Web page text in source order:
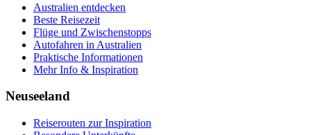
Australien entdecken
Beste Reisezeit
Flüge und Zwischenstopps
Autofahren in Australien
Praktische Informationen
Mehr Info & Inspiration
Neuseeland
Reiserouten zur Inspiration